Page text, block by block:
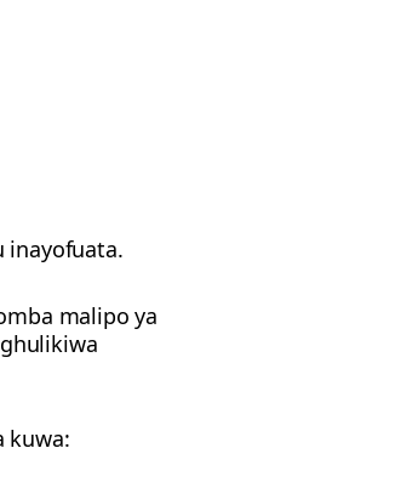
inayofuata.
malipo ya
kuwa: